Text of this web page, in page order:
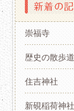
崇福寺
歴史の散歩道
住吉神社
新硯稲荷神社